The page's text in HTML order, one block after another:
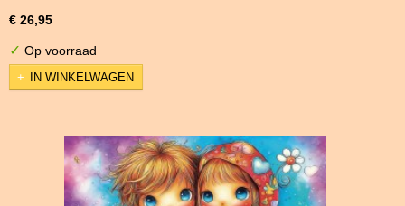
€ 26,95
✓ Op voorraad
IN WINKELWAGEN